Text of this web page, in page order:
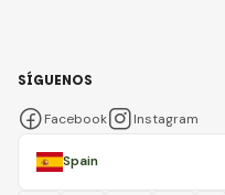
Spain
SÍGUENOS
Facebook Instagram